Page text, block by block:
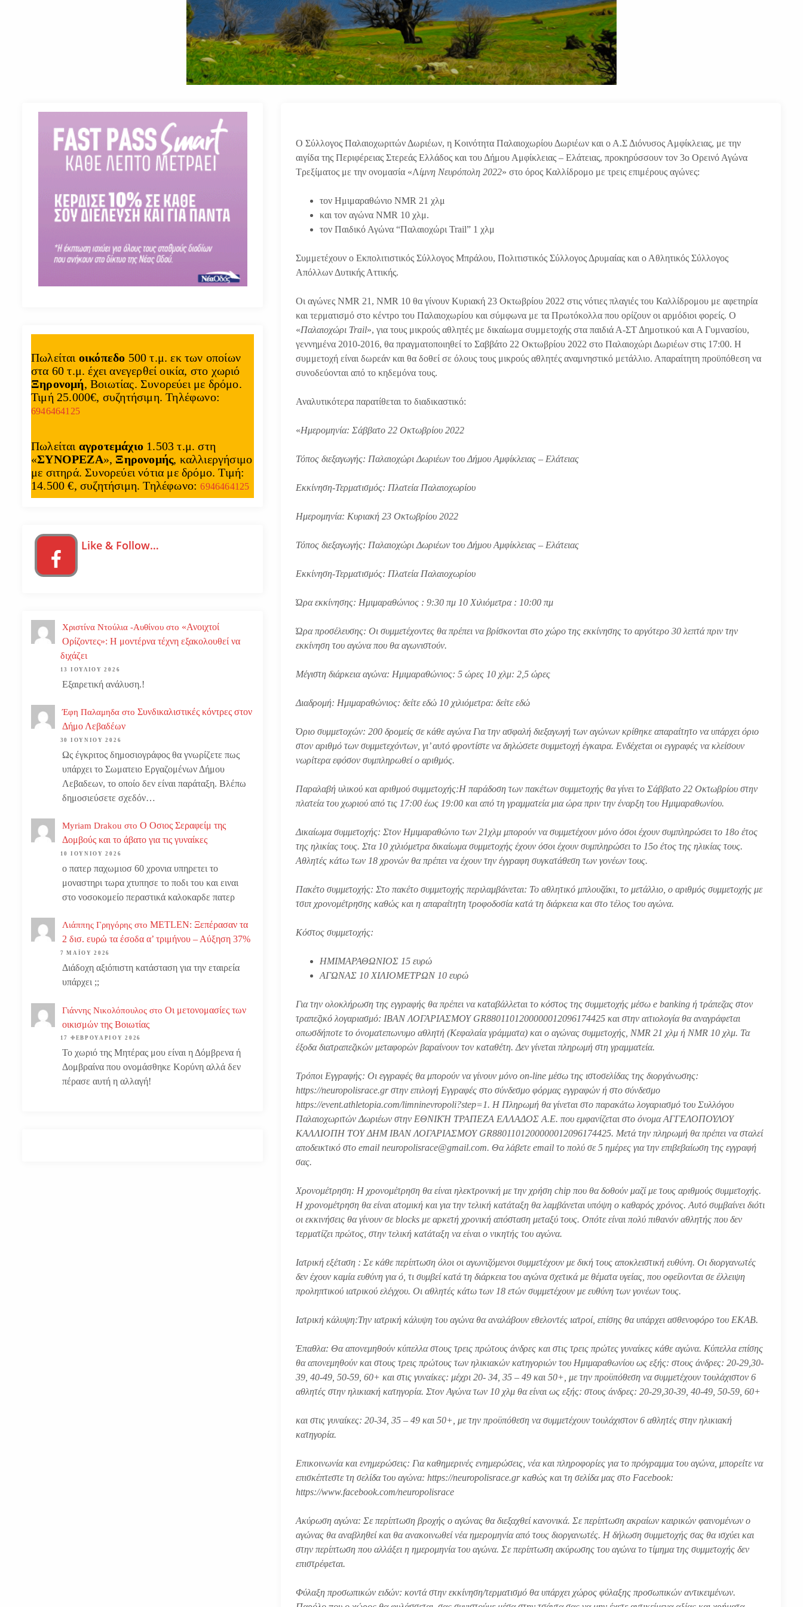
Ο Σύλλογος Παλαιοχωριτών Δωριέων, η Κοινότητα Παλαιοχωρίου Δωριέων και ο Α.Σ Διόνυσος Αμφίκλειας, με την
αιγίδα της Περιφέρειας Στερεάς Ελλάδος και του Δήμου Αμφίκλειας – Ελάτειας, προκηρύσσουν τον 3ο Ορεινό Αγώνα
Τρεξίματος με την ονομασία «Λίμνη Νευρόπολη 2022» στο όρος Καλλίδρομο με τρεις επιμέρους αγώνες:
τον Ημιμαραθώνιο NMR 21 χλμ
και τον αγώνα NMR 10 χλμ.
τον Παιδικό Αγώνα “Παλαιοχώρι Trail” 1 χλμ
Συμμετέχουν ο Εκπολιτιστικός Σύλλογος Μπράλου, Πολιτιστικός Σύλλογος Δρυμαίας και ο Αθλητικός Σύλλογος
Απόλλων Δυτικής Αττικής.
Οι αγώνες NMR 21, NMR 10 θα γίνουν Κυριακή 23 Οκτωβρίου 2022 στις νότιες πλαγιές του Καλλίδρομου με αφετηρία
και τερματισμό στο κέντρο του Παλαιοχωρίου και σύμφωνα με τα Πρωτόκολλα που ορίζουν οι αρμόδιοι φορείς. Ο
«Παλαιοχώρι Trail», για τους μικρούς αθλητές με δικαίωμα συμμετοχής στα παιδιά Α-ΣΤ Δημοτικού και Α Γυμνασίου,
γεννημένα 2010-2016, θα πραγματοποιηθεί το Σαββάτο 22 Οκτωβρίου 2022 στο Παλαιοχώρι Δωριέων στις 17:00. Η
συμμετοχή είναι δωρεάν και θα δοθεί σε όλους τους μικρούς αθλητές αναμνηστικό μετάλλιο. Απαραίτητη προϋπόθεση να
συνοδεύονται από το κηδεμόνα τους.
Αναλυτικότερα παρατίθεται το διαδικαστικό:
«Ημερομηνία: Σάββατο 22 Οκτωβρίου 2022
Τόπος διεξαγωγής: Παλαιοχώρι Δωριέων του Δήμου Αμφίκλειας – Ελάτειας
Εκκίνηση-Τερματισμός: Πλατεία Παλαιοχωρίου
Ημερομηνία: Κυριακή 23 Οκτωβρίου 2022
Τόπος διεξαγωγής: Παλαιοχώρι Δωριέων του Δήμου Αμφίκλειας – Ελάτειας
Εκκίνηση-Τερματισμός: Πλατεία Παλαιοχωρίου
Ώρα εκκίνησης: Ημιμαραθώνιος : 9:30 πμ 10 Χιλιόμετρα : 10:00 πμ
Ώρα προσέλευσης: Οι συμμετέχοντες θα πρέπει να βρίσκονται στο χώρο της εκκίνησης το αργότερο 30 λεπτά πριν την
εκκίνηση του αγώνα που θα αγωνιστούν.
Μέγιστη διάρκεια αγώνα: Ημιμαραθώνιος: 5 ώρες 10 χλμ: 2,5 ώρες
Διαδρομή: Ημιμαραθώνιος: δείτε εδώ 10 χιλιόμετρα: δείτε εδώ
Όριο συμμετοχών: 200 δρομείς σε κάθε αγώνα Για την ασφαλή διεξαγωγή των αγώνων κρίθηκε απαραίτητο να υπάρχει όριο
στον αριθμό των συμμετεχόντων, γι’ αυτό φροντίστε να δηλώσετε συμμετοχή έγκαιρα. Ενδέχεται οι εγγραφές να κλείσουν
νωρίτερα εφόσον συμπληρωθεί ο αριθμός.
Παραλαβή υλικού και αριθμού συμμετοχής:Η παράδοση των πακέτων συμμετοχής θα γίνει το Σάββατο 22 Οκτωβρίου στην
πλατεία του χωριού από τις 17:00 έως 19:00 και από τη γραμματεία μια ώρα πριν την έναρξη του Ημιμαραθωνίου.
Δικαίωμα συμμετοχής: Στον Ημιμαραθώνιο των 21χλμ μπορούν να συμμετέχουν μόνο όσοι έχουν συμπληρώσει το 18ο έτος
της ηλικίας τους. Στα 10 χιλιόμετρα δικαίωμα συμμετοχής έχουν όσοι έχουν συμπληρώσει το 15ο έτος της ηλικίας τους.
Αθλητές κάτω των 18 χρονών θα πρέπει να έχουν την έγγραφη συγκατάθεση των γονέων τους.
Πακέτο συμμετοχής: Στο πακέτο συμμετοχής περιλαμβάνεται: Το αθλητικό μπλουζάκι, το μετάλλιο, ο αριθμός συμμετοχής με
τσιπ χρονομέτρησης καθώς και η απαραίτητη τροφοδοσία κατά τη διάρκεια και στο τέλος του αγώνα.
Κόστος συμμετοχής:
ΗΜΙΜΑΡΑΘΩΝΙΟΣ 15 ευρώ
ΑΓΩΝΑΣ 10 ΧΙΛΙΟΜΕΤΡΩΝ 10 ευρώ
Για την ολοκλήρωση της εγγραφής θα πρέπει να καταβάλλεται το κόστος της συμμετοχής μέσω e banking ή τράπεζας στον
τραπεζικό λογαριασμό: IBAN ΛΟΓΑΡΙΑΣΜΟΥ GR8801101200000012096174425 και στην αιτιολογία θα αναγράφεται
οπωσδήποτε το όνοματεπωνυμο αθλητή (Κεφαλαία γράμματα) και ο αγώνας συμμετοχής, NMR 21 χλμ ή NMR 10 χλμ. Τα
έξοδα διατραπεζικών μεταφορών βαραίνουν τον καταθέτη. Δεν γίνεται πληρωμή στη γραμματεία.
Τρόποι Εγγραφής: Οι εγγραφές θα μπορούν να γίνουν μόνο on-line μέσω της ιστοσελίδας της διοργάνωσης:
https://neuropolisrace.gr στην επιλογή Εγγραφές στο σύνδεσμο φόρμας εγγραφών ή στο σύνδεσμο
https://event.athletopia.com/limninevropoli?step=1. Η Πληρωμή θα γίνεται στο παρακάτω λογαριασμό του Συλλόγου
Παλαιοχωριτών Δωριέων στην ΕΘΝΙΚΉ ΤΡΑΠΕΖΑ ΕΛΛΑΔΟΣ Α.Ε. που εμφανίζεται στο όνομα ΑΓΓΕΛΟΠΟΥΛΟΥ
ΚΑΛΛΙΟΠΗ ΤΟΥ ΔΗΜ IBAN ΛΟΓΑΡΙΑΣΜΟΥ GR8801101200000012096174425. Μετά την πληρωμή θα πρέπει να σταλεί
αποδεικτικό στο email neuropolisrace@gmail.com. Θα λάβετε email το πολύ σε 5 ημέρες για την επιβεβαίωση της εγγραφή
σας.
Χρονομέτρηση: Η χρονομέτρηση θα είναι ηλεκτρονική με την χρήση chip που θα δοθούν μαζί με τους αριθμούς συμμετοχής.
Η χρονομέτρηση θα είναι ατομική και για την τελική κατάταξη θα λαμβάνεται υπόψη ο καθαρός χρόνος. Αυτό συμβαίνει διότι
οι εκκινήσεις θα γίνουν σε blocks με αρκετή χρονική απόσταση μεταξύ τους. Οπότε είναι πολύ πιθανόν αθλητής που δεν
τερματίζει πρώτος, στην τελική κατάταξη να είναι ο νικητής του αγώνα.
Ιατρική εξέταση : Σε κάθε περίπτωση όλοι οι αγωνιζόμενοι συμμετέχουν με δική τους αποκλειστική ευθύνη. Οι διοργανωτές
δεν έχουν καμία ευθύνη για ό, τι συμβεί κατά τη διάρκεια του αγώνα σχετικά με θέματα υγείας, που οφείλονται σε έλλειψη
προληπτικού ιατρικού ελέγχου. Οι αθλητές κάτω των 18 ετών συμμετέχουν με ευθύνη των γονέων τους.
Ιατρική κάλυψη:Την ιατρική κάλυψη του αγώνα θα αναλάβουν εθελοντές ιατροί, επίσης θα υπάρχει ασθενοφόρο του ΕΚΑΒ.
Έπαθλα: Θα απονεμηθούν κύπελλα στους τρεις πρώτους άνδρες και στις τρεις πρώτες γυναίκες κάθε αγώνα. Κύπελλα επίσης
θα απονεμηθούν και στους τρεις πρώτους των ηλικιακών κατηγοριών του Ημιμαραθωνίου ως εξής: στους άνδρες: 20-29,30-
39, 40-49, 50-59, 60+ και στις γυναίκες: μέχρι 20- 34, 35 – 49 και 50+, με την προϋπόθεση να συμμετέχουν τουλάχιστον 6
αθλητές στην ηλικιακή κατηγορία. Στον Αγώνα των 10 χλμ θα είναι ως εξής: στους άνδρες: 20-29,30-39, 40-49, 50-59, 60+
και στις γυναίκες: 20-34, 35 – 49 και 50+, με την προϋπόθεση να συμμετέχουν τουλάχιστον 6 αθλητές στην ηλικιακή
κατηγορία.
Επικοινωνία και ενημερώσεις: Για καθημερινές ενημερώσεις, νέα και πληροφορίες για το πρόγραμμα του αγώνα, μπορείτε να
επισκέπτεστε τη σελίδα του αγώνα: https://neuropolisrace.gr καθώς και τη σελίδα μας στο Facebook:
https://www.facebook.com/neuropolisrace
Ακύρωση αγώνα: Σε περίπτωση βροχής ο αγώνας θα διεξαχθεί κανονικά. Σε περίπτωση ακραίων καιρικών φαινομένων ο
αγώνας θα αναβληθεί και θα ανακοινωθεί νέα ημερομηνία από τους διοργανωτές. Η δήλωση συμμετοχής σας θα ισχύει και
στην περίπτωση που αλλάξει η ημερομηνία του αγώνα. Σε περίπτωση ακύρωσης του αγώνα το τίμημα της συμμετοχής δεν
επιστρέφεται.
Φύλαξη προσωπικών ειδών: κοντά στην εκκίνηση/τερματισμό θα υπάρχει χώρος φύλαξης προσωπικών αντικειμένων.
Πωλείται οικόπεδο 500 τ.μ. εκ των οποίων
στα 60 τ.μ. έχει ανεγερθεί οικία, στο χωριό
Ξηρονομή, Βοιωτίας. Συνορεύει με δρόμο.
Τιμή 25.000€, συζητήσιμη. Τηλέφωνο:
6946464125
Πωλείται αγροτεμάχιο 1.503 τ.μ. στη
«ΣΥΝΟΡΕΖΑ», Ξηρονομής, καλλιεργήσιμο
με σιτηρά. Συνορεύει νότια με δρόμο. Τιμή:
14.500 €, συζητήσιμη. Τηλέφωνο:6946464125
Like & Follow…
Χριστίνα Ντούλια -Αυθίνου στο «Ανοιχτοί
Ορίζοντες»: Η μοντέρνα τέχνη εξακολουθεί να
διχάζει
13 ΙΟΥΛΊΟΥ 2026
Εξαιρετική ανάλυση.!
Έφη Παλαμηδα στο Συνδικαλιστικές κόντρες στον
Δήμο Λεβαδέων
30 ΙΟΥΝΊΟΥ 2026
Ως έγκριτος δημοσιογράφος θα γνωρίζετε πως
υπάρχει το Σωματειο Εργαζομένων Δήμου
Λεβαδεων, το οποίο δεν είναι παράταξη. Βλέπω
δημοσιεύσετε σχεδόν…
Myriam Drakou στο Ο Οσιος Σεραφείμ της
Δομβούς και το άβατο για τις γυναίκες
10 ΙΟΥΝΊΟΥ 2026
ο πατερ παχωμιοσ 60 χρονια υπηρετει το
μοναστηρι τωρα χτυπησε το ποδι του και ειναι
στο νοσοκομείο περαστικά καλοκαρδε πατερ
Λιάππης Γρηγόρης στο METLEN: Ξεπέρασαν τα
2 δισ. ευρώ τα έσοδα α’ τριμήνου – Αύξηση 37%
7 ΜΑΪ́ΟΥ 2026
Διάδοχη αξιόπιστη κατάσταση για την εταιρεία
υπάρχει ;;
Γιάννης Νικολόπουλος στο Οι μετονομασίες των
οικισμών της Βοιωτίας
17 ΦΕΒΡΟΥΑΡΊΟΥ 2026
Το χωριό της Μητέρας μου είναι η Δόμβρενα ή
Δομβραίνα που ονομάσθηκε Κορύνη αλλά δεν
πέρασε αυτή η αλλαγή!